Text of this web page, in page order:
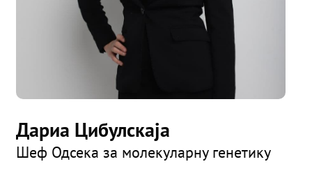
Дариа Цибулскаја
Шеф Одсека за молекуларну генетику